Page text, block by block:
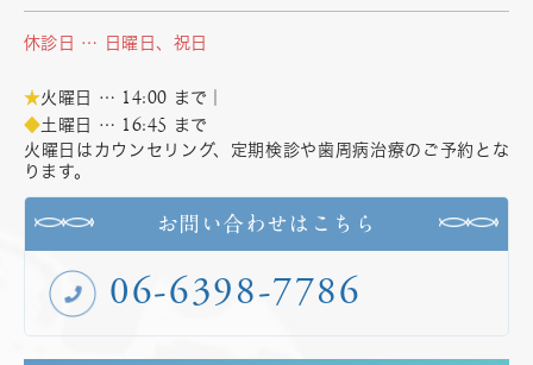
休診日 … 日曜日、祝日
★火曜日 … 14:00 まで｜
◆土曜日 … 16:45 まで
火曜日はカウンセリング、定期検診や歯周病治療のご予約とな
ります。
お問い合わせはこちら
06-6398-7786